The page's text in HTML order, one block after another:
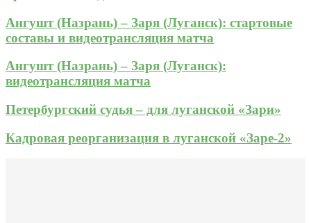
Ангушт (Назрань) – Заря (Луганск): стартовые
составы и видеотрансляция матча
Ангушт (Назрань) – Заря (Луганск):
видеотрансляция матча
Петербургский судья – для луганской «Зари»
Кадровая реорганизация в луганской «Заре-2»